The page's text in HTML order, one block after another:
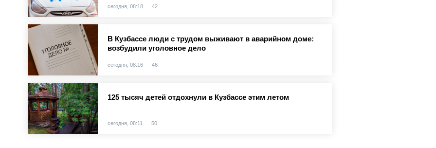
сегодня, 08:18 42
В Кузбассе люди с трудом выживают в аварийном доме:
возбудили уголовное дело
сегодня, 08:16 46
125 тысяч детей отдохнули в Кузбассе этим летом
сегодня, 08:11 50